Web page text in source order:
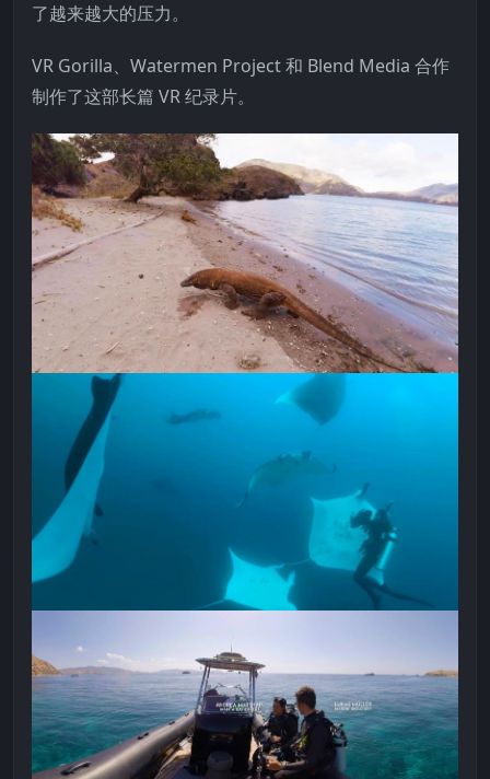
了越来越大的压力。
VR Gorilla、Watermen Project 和 Blend Media 合作
制作了这部长篇 VR 纪录片。